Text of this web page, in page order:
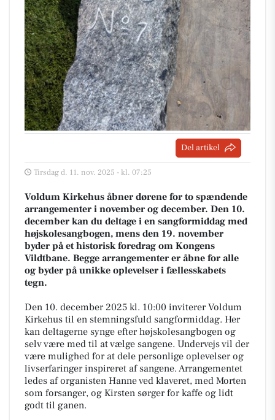
Del artikel
Tirsdag d. 11. nov. 2025 - kl. 07:25
Voldum Kirkehus åbner dørene for to spændende
arrangementer i november og december. Den 10.
december kan du deltage i en sangformiddag med
højskolesangbogen, mens den 19. november
byder på et historisk foredrag om Kongens
Vildtbane. Begge arrangementer er åbne for alle
og byder på unikke oplevelser i fællesskabets
tegn.
Den 10. december 2025 kl. 10:00 inviterer Voldum
Kirkehus til en stemningsfuld sangformiddag. Her
kan deltagerne synge efter højskolesangbogen og
selv være med til at vælge sangene. Undervejs vil der
være mulighed for at dele personlige oplevelser og
livserfaringer inspireret af sangene. Arrangementet
ledes af organisten Hanne ved klaveret, med Morten
som forsanger, og Kirsten sørger for kaffe og lidt
godt til ganen.